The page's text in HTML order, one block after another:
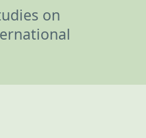
on